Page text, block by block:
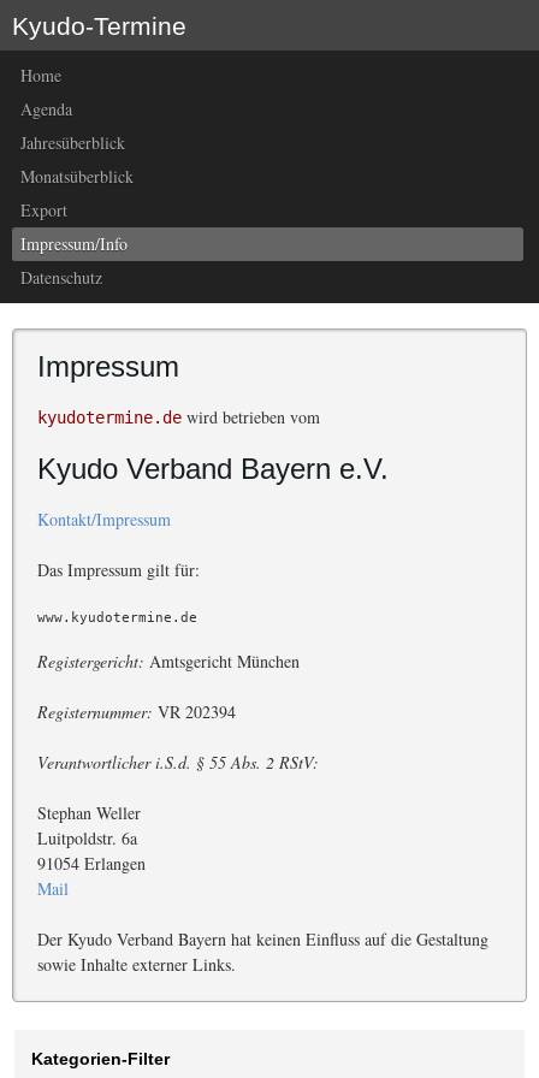
Kyudo-Termine
Home
Agenda
Jahresüberblick
Monatsüberblick
Export
Impressum/Info
Datenschutz
Impressum
kyudotermine.dewird betrieben vom
Kyudo Verband Bayern e.V.
Kontakt/Impressum
Das Impressum gilt für:
www.kyudotermine.de
Registergericht: Amtsgericht München
Registernummer: VR 202394
Verantwortlicher i.S.d. § 55 Abs. 2 RStV:
Stephan Weller
Luitpoldstr. 6a
91054 Erlangen
Mail
Der Kyudo Verband Bayern hat keinen Einfluss auf die Gestaltung
sowie Inhalte externer Links.
Kategorien-Filter